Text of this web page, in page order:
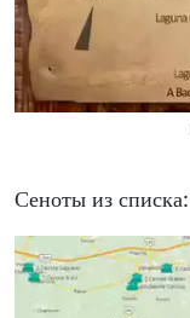
Сеноты из списка: